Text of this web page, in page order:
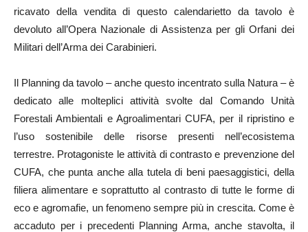
ricavato della vendita di questo calendarietto da tavolo è
devoluto all’Opera Nazionale di Assistenza per gli Orfani dei
Militari dell’Arma dei Carabinieri.
Il Planning da tavolo – anche questo incentrato sulla Natura – è
dedicato alle molteplici attività svolte dal Comando Unità
Forestali Ambientali e Agroalimentari CUFA, per il ripristino e
l’uso sostenibile delle risorse presenti nell’ecosistema
terrestre. Protagoniste le attività di contrasto e prevenzione del
CUFA, che punta anche alla tutela di beni paesaggistici, della
filiera alimentare e soprattutto al contrasto di tutte le forme di
eco e agromafie, un fenomeno sempre più in crescita. Come è
accaduto per i precedenti Planning Arma, anche stavolta, il